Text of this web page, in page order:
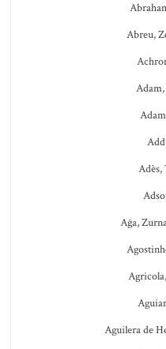
Abreu,
Adès,
Ağa,
Aguilera de